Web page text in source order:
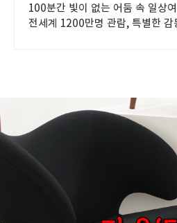
100분간 빛이 없는 어둠 속 일상
전세계 1200만명 관람, 특별한 감